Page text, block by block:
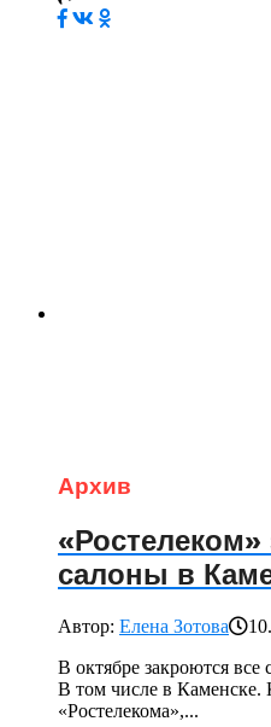
Архив
«Ростелеком»
салоны в
Автор: Елена Зотова
В октябре закроются
В том числе в Каменске.
«Ростелекома»,...